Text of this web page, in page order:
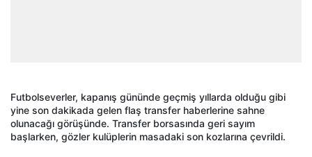
Futbolseverler, kapanış gününde geçmiş yıllarda olduğu gibi
yine son dakikada gelen flaş transfer haberlerine sahne
olunacağı görüşünde. Transfer borsasında geri sayım
başlarken, gözler kulüplerin masadaki son kozlarına çevrildi.